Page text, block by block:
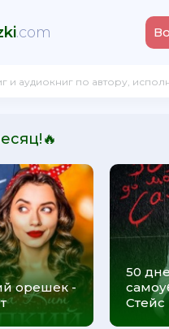
.com
орешек -
50